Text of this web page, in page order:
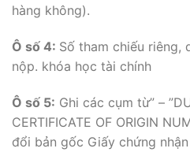
hàng không).
Ô số 4: Số tham chiếu riêng,
nộp. khóa học tài chính
Ô số 5: Ghi các cụm từ” –
CERTIFICATE OF ORIGIN
đổi bản gốc Giấy chứng